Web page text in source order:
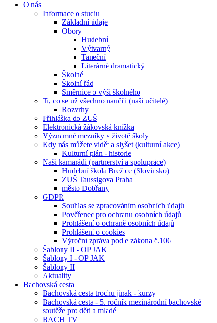
O nás
Informace o studiu
Základní údaje
Obory
Hudební
Výtvarný
Taneční
Literárně dramatický
Školné
Školní řád
Směrnice o výši školného
Ti, co se už všechno naučili (naši učitelé)
Rozvrhy
Přihláška do ZUŠ
Elektronická žákovská knížka
Významné mezníky v životě školy
Kdy nás můžete vidět a slyšet (kulturní akce)
Kulturní plán - historie
Naši kamarádi (partnerství a spolupráce)
Hudební škola Brežice (Slovinsko)
ZUŠ Taussigova Praha
město Dobřany
GDPR
Souhlas se zpracováním osobních údajů
Pověřenec pro ochranu osobních údajů
Prohlášení o ochraně osobních údajů
Prohlášení o cookies
Výroční zpráva podle zákona č.106
Šablony II - OP JAK
Šablony I - OP JAK
Šablony II
Aktuality
Bachovská cesta
Bachovská cesta trochu jinak - kurzy
Bachovská cesta - 5. ročník mezinárodní bachovské
soutěže pro děti a mladé
BACH TV